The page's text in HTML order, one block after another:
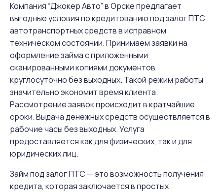
Компания “Джокер Авто” в Орске предлагает
выгодные условия по кредитованию под залог ПТС
автотранспортных средств в исправном
техническом состоянии. Принимаем заявки на
оформление займа с приложенными
сканированными копиями документов
круглосуточно без выходных. Такой режим работы
значительно экономит время клиента.
Рассмотрение заявок происходит в кратчайшие
сроки. Выдача денежных средств осуществляется в
рабочие часы без выходных. Услуга
предоставляется как для физических, так и для
юридических лиц.
Займ под залог ПТС — это возможность получения
кредита, которая заключается в простых